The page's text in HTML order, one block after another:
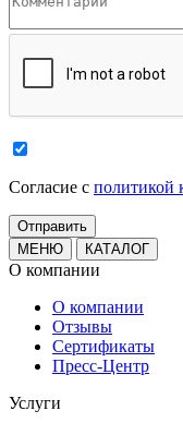
Cогласие с политикой
МЕНЮ КАТАЛОГ
О компании
О компании
Отзывы
Сертификаты
Пресс-Центр
Услуги